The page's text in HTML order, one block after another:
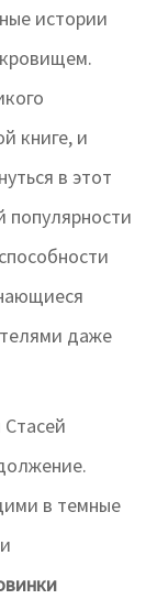
истории
книге, и
в этот
популярности
даже
в темные